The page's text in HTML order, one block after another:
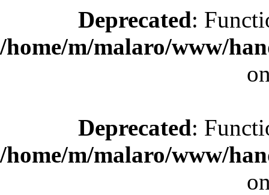
Deprecated:
/home/m/malaro/www/
Deprecated:
/home/m/malaro/www/